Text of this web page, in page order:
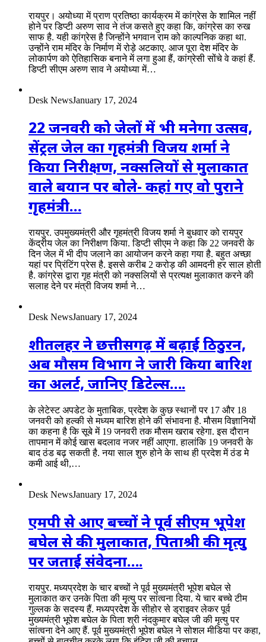
रायपुर। अयोध्या में प्राण प्रतिष्ठा कार्यक्रम में कांग्रेस के शामिल नहीं
होने पर डिप्टी अरुण साव ने तंज कसते हुए कहा कि, कांग्रेस का रुख
साफ है. यही कांग्रेस है जिन्होंने भगवान राम को काल्पनिक कहा था.
उन्होंने राम मंदिर के निर्माण में रोड़े अटकाए. आज पूरा देश मंदिर के
लोकार्पण को ऐतिहासिक बनाने में लगा हुआ हैं, कांग्रेसी सोंचे वे कहां हैं.
डिप्टी सीएम अरुण साव ने अयोध्या में…
Desk NewsJanuary 17, 2024
22 जनवरी को जेलों में भी मनेगा उत्सव,
सेंट्रल जेल का गृहमंत्री विजय शर्मा ने
किया निरीक्षण, नक्सलियों से मुलाकात
वाले बयान पर बोले- कहां गए वो पुराने
गृहमंत्री…
रायपुर. उपमुख्यमंत्री और गृहमंत्री विजय शर्मा ने बुधवार को रायपुर
केंद्रीय जेल का निरीक्षण किया. डिप्टी सीएम ने कहा कि 22 जनवरी के
दिन जेल में भी दीप जलाने का आयोजन करने कहा गया है. बहुत अच्छा
यहां पर प्रिंटिंग प्रेस है. इससे करीब 2 करोड़ की आमदनी हर साल होती
है. कांग्रेस द्वारा गृह मंत्री को नक्सलियों से प्रत्यक्ष मुलाकात करने की
सलाह देने पर मंत्री विजय शर्मा ने…
Desk NewsJanuary 17, 2024
शीतलहर ने छत्तीसगढ़ में बढ़ाई ठिठुरन,
अब मौसम विभाग ने जारी किया बारिश
का अलर्ट, जानिए डिटेल्स….
के लेटेस्ट अपडेट के मुताबिक, प्रदेश के कुछ स्थानों पर 17 और 18
जनवरी को हल्की से मध्यम बारिश होने की संभावना है. मौसम विज्ञानियों
का कहना है कि सूबे में 19 जनवरी तक मौसम खराब रहेगा. इस दौरान
तापमान में कोई खास बदलाव नजर नहीं आएगा. हालांकि 19 जनवरी के
बाद ठंड बढ़ सकती है. नया साल शुरु होने के साथ ही प्रदेश में ठंड मे
कमी आई थी,…
Desk NewsJanuary 17, 2024
एमपी से आए बच्चों ने पूर्व सीएम भूपेश
बघेल से की मुलाकात, पिताश्री की मृत्यु
पर जताई संवेदना….
रायपुर. मध्यप्रदेश के चार बच्चों ने पूर्व मुख्यमंत्री भूपेश बघेल से
मुलाकात कर उनके पिता की मृत्यु पर सांत्वना दिया. ये चार बच्चे टीम
गुल्लक के सदस्य हैं. मध्यप्रदेश के सीहोर से ड्राइवर लेकर पूर्व
मुख्यमंत्री भूपेश बघेल के पिता श्री नंदकुमार बघेल जी की मृत्यु पर
सांत्वना देने आए हैं. पूर्व मुख्यमंत्री भूपेश बघेल ने सोशल मीडिया पर कहा,